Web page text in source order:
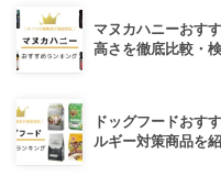
マヌカハニーおす
高さを徹底比較・
ドッグフードおす
ルギー対策商品を